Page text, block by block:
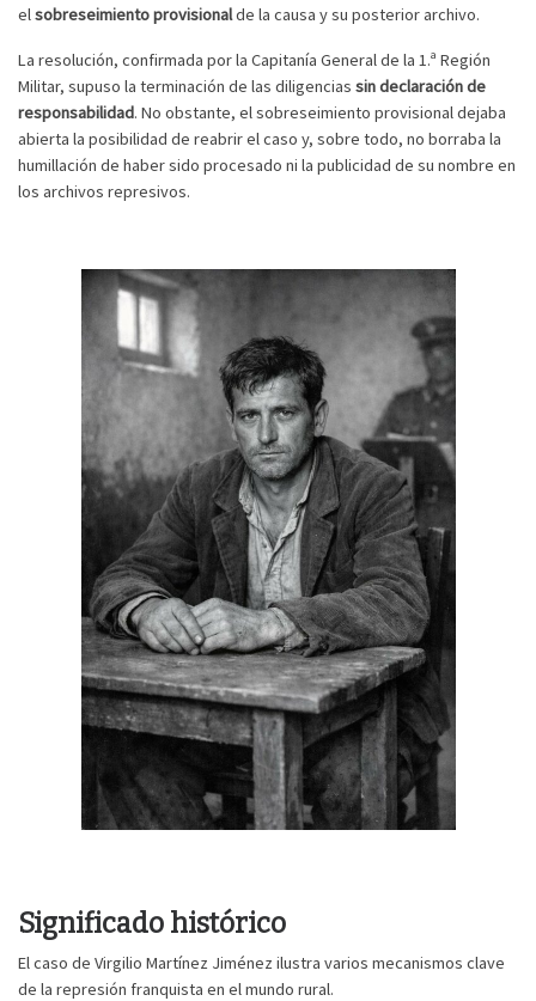
elsobreseimiento provisionalde la causa y su posterior archivo.
La resolución, confirmada por la Capitanía General de la 1.ª Región
Militar, supuso la terminación de las diligencias sin declaración de
responsabilidad. No obstante, el sobreseimiento provisional dejaba
abierta la posibilidad de reabrir el caso y, sobre todo, no borraba la
humillación de haber sido procesado ni la publicidad de su nombre en
los archivos represivos.
Significado histórico
El caso de Virgilio Martínez Jiménez ilustra varios mecanismos clave
de la represión franquista en el mundo rural.